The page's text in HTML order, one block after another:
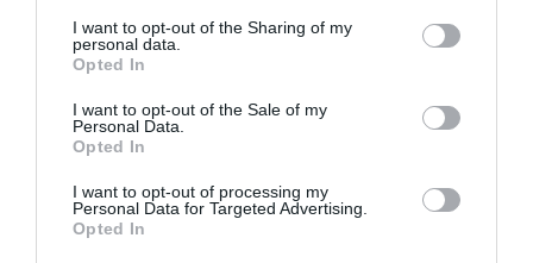
I want to opt-out of the Sharing of my
personal data.
Opted In
I want to opt-out of the Sale of my
Personal Data.
Opted In
I want to opt-out of processing my
Personal Data for Targeted Advertising.
Opted In
E-mail*